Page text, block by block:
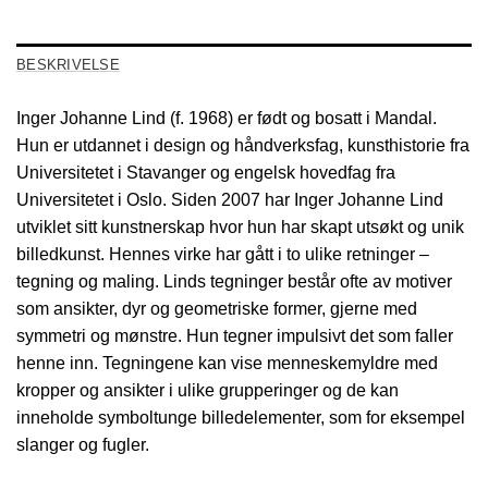
BESKRIVELSE
Inger Johanne Lind (f. 1968) er født og bosatt i Mandal.
Hun er utdannet i design og håndverksfag, kunsthistorie fra
Universitetet i Stavanger og engelsk hovedfag fra
Universitetet i Oslo. Siden 2007 har Inger Johanne Lind
utviklet sitt kunstnerskap hvor hun har skapt utsøkt og unik
billedkunst. Hennes virke har gått i to ulike retninger –
tegning og maling. Linds tegninger består ofte av motiver
som ansikter, dyr og geometriske former, gjerne med
symmetri og mønstre. Hun tegner impulsivt det som faller
henne inn. Tegningene kan vise menneskemyldre med
kropper og ansikter i ulike grupperinger og de kan
inneholde symboltunge billedelementer, som for eksempel
slanger og fugler.